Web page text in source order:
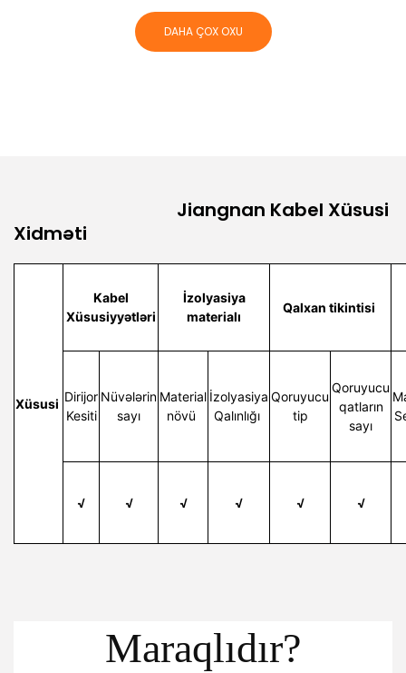
DAHA ÇOX OXU
Jiangnan Kabel Xüsusi
Xidməti
Xüsusi
Kabel
Xüsusiyyətləri
İzolyasiya
materialı
Qalxan tikintisi
Dirijor
Kesiti
Nüvələrin
sayı
Material
növü
İzolyasiya
Qalınlığı
Qoruyucu
tip
Qoruyucu
qatların
sayı
√ √ √ √ √ √
Maraqlıdır?